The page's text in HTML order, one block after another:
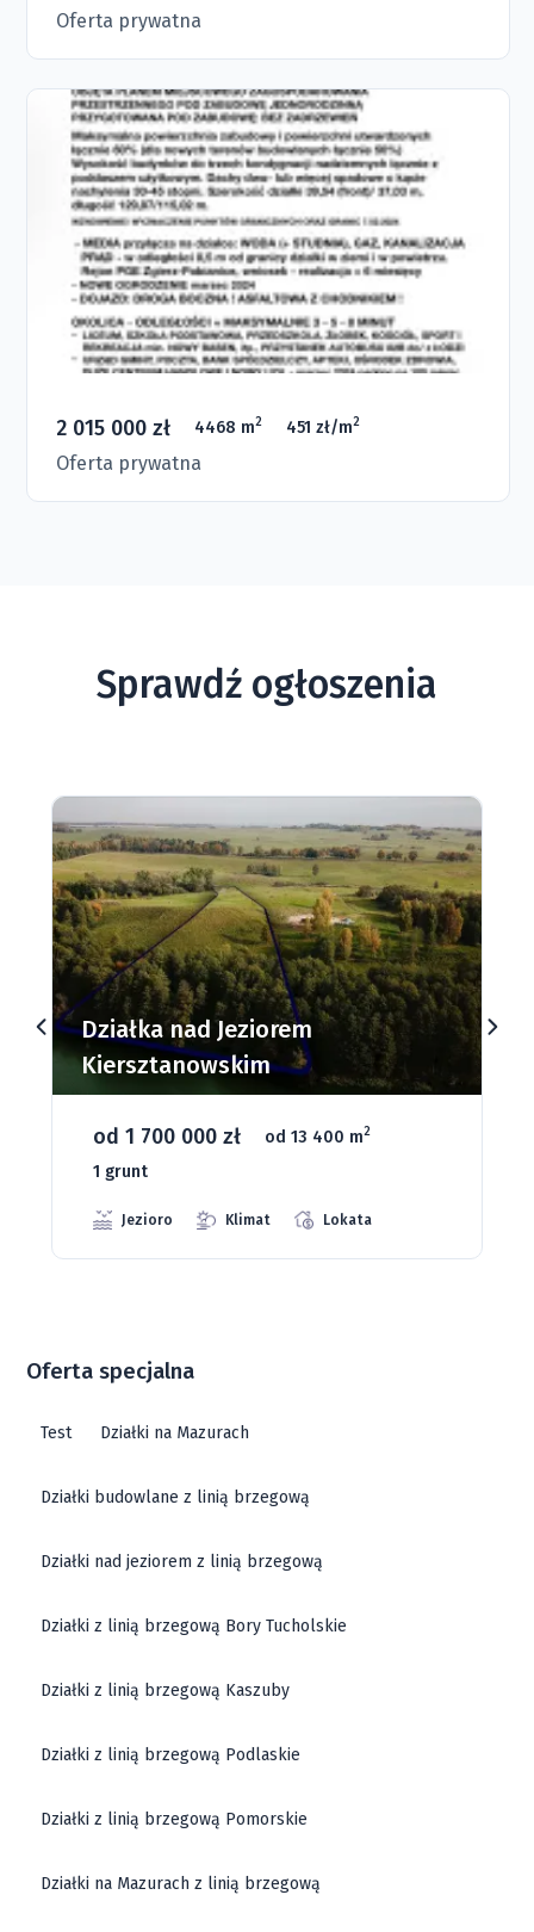
Oferta prywatna
2 015 000 zł 4468 m2 451 zł/m2
Oferta prywatna
Sprawdź ogłoszenia
Działki budowlane nad Jeziorem
Dąbrowa Mała
od 93 280 zł od 1075 m 2 66 grunt
Oferta specjalna
Test Działki na Mazurach
Działki budowlane z linią brzegową
Działki nad jeziorem z linią brzegową
Działki z linią brzegową Bory Tucholskie
Działki z linią brzegową Kaszuby
Działki z linią brzegową Podlaskie
Działki z linią brzegową Pomorskie
Działki na Mazurach z linią brzegową